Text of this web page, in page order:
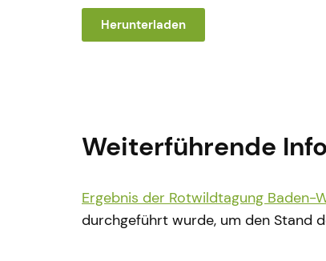
Herunterladen
Weiterführende
Ergebnis der Rotwildtagung Baden-
durchgeführt wurde, um den Stand